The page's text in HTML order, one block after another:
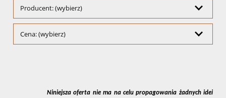
Producent: (wybierz)
Cena: (wybierz)
Niniejsza oferta nie ma na celu propagowania żadnych idei